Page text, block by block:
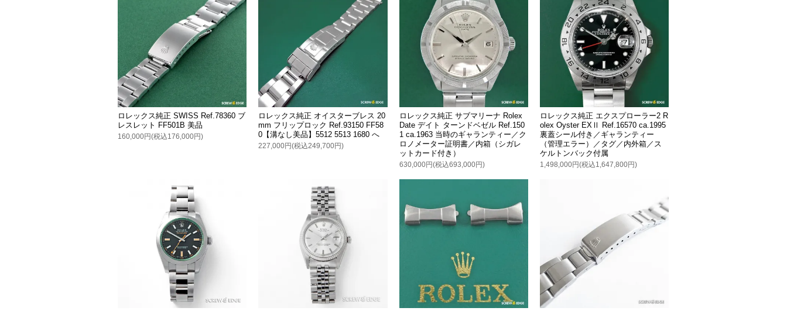
ロレックス純正 SWISS Ref.78360 ブ
レスレット FF501B 美品
160,000円(税込176,000円)
ロレックス純正 オイスターブレス 20
mm フリップロック Ref.93150 FF58
0【溝なし美品】5512 5513 1680 へ
227,000円(税込249,700円)
ロレックス純正 サブマリーナ Rolex
Date デイト ターンドベゼル Ref.150
1 ca.1963 当時のギャランティー／ク
ロノメーター証明書／内箱（シガレ
ットカード付き）
630,000円(税込693,000円)
ロレックス純正 エクスプローラー2 R
olex Oyster EXⅡ Ref.16570 ca.1995
裏蓋シール付き／ギャランティー
（管理エラー）／タグ／内外箱／ス
ケルトンバック付属
1,498,000円(税込1,647,800円)